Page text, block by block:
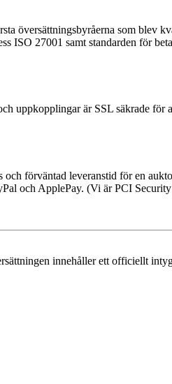
översättningsbyråerna som blev
ISO 27001 samt standarden för
uppkopplingar är SSL säkrade för
förväntad leveranstid för en
och ApplePay. (Vi är PCI
innehåller ett officiellt